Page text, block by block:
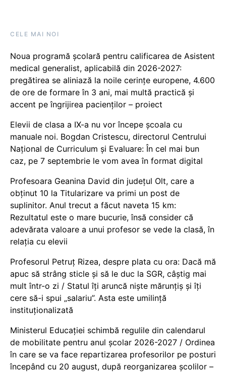
CELE MAI NOI
Noua programă școlară pentru calificarea de Asistent
medical generalist, aplicabilă din 2026-2027:
pregătirea se aliniază la noile cerințe europene, 4.600
de ore de formare în 3 ani, mai multă practică și
accent pe îngrijirea pacienților – proiect
Elevii de clasa a IX-a nu vor începe școala cu
manuale noi. Bogdan Cristescu, directorul Centrului
Național de Curriculum și Evaluare: În cel mai bun
caz, pe 7 septembrie le vom avea în format digital
Profesoara Geanina David din județul Olt, care a
obținut 10 la Titularizare va primi un post de
suplinitor. Anul trecut a făcut naveta 15 km:
Rezultatul este o mare bucurie, însă consider că
adevărata valoare a unui profesor se vede la clasă, în
relația cu elevii
Profesorul Petruț Rizea, despre plata cu ora: Dacă mă
apuc să strâng sticle și să le duc la SGR, câștig mai
mult într-o zi / Statul îți aruncă niște mărunțiș și îți
cere să-i spui „salariu”. Asta este umilință
instituționalizată
Ministerul Educației schimbă regulile din calendarul
de mobilitate pentru anul școlar 2026-2027 / Ordinea
în care se va face repartizarea profesorilor pe posturi
începând cu 20 august, după reorganizarea școlilor –